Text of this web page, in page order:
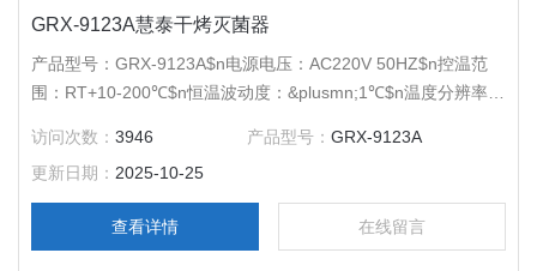
GRX-9123A慧泰干烤灭菌器
产品型号：GRX-9123A$n电源电压：AC220V 50HZ$n控温范
围：RT+10-200℃$n恒温波动度：&plusmn;1℃$n温度分辨率：
尺寸：835*670*730$n公称容积：136L$n载物托架（标配）：2
块$n定时范围：1-9999分钟
访问次数：3946 产品型号：GRX-9123A
更新日期： 2025-10-25
查看详情 在线留言